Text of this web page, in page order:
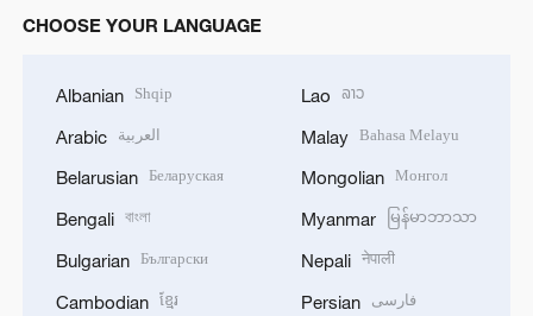
CHOOSE YOUR LANGUAGE
Albanian Shqip
Arabic العربية
Belarusian Беларуская
Bengali বাংলা
Bulgarian Български
Cambodian ខ្មែរ
Lao ລາວ
Malay Bahasa Melayu
Mongolian Монгол
Myanmar မြန်မာဘာသာ
Nepali नेपाली
Persian فارسی